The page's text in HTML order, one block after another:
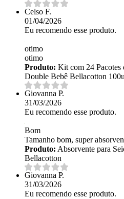
Celso F.
01/04/2026
Eu recomendo esse produto.
otimo
otimo
Produto: Kit com 24
Double Bebê Bellacotton
Giovanna P.
31/03/2026
Eu recomendo esse produto.
Bom
Tamanho bom, super
Produto: Absorvente para
Bellacotton
Giovanna P.
31/03/2026
Eu recomendo esse produto.